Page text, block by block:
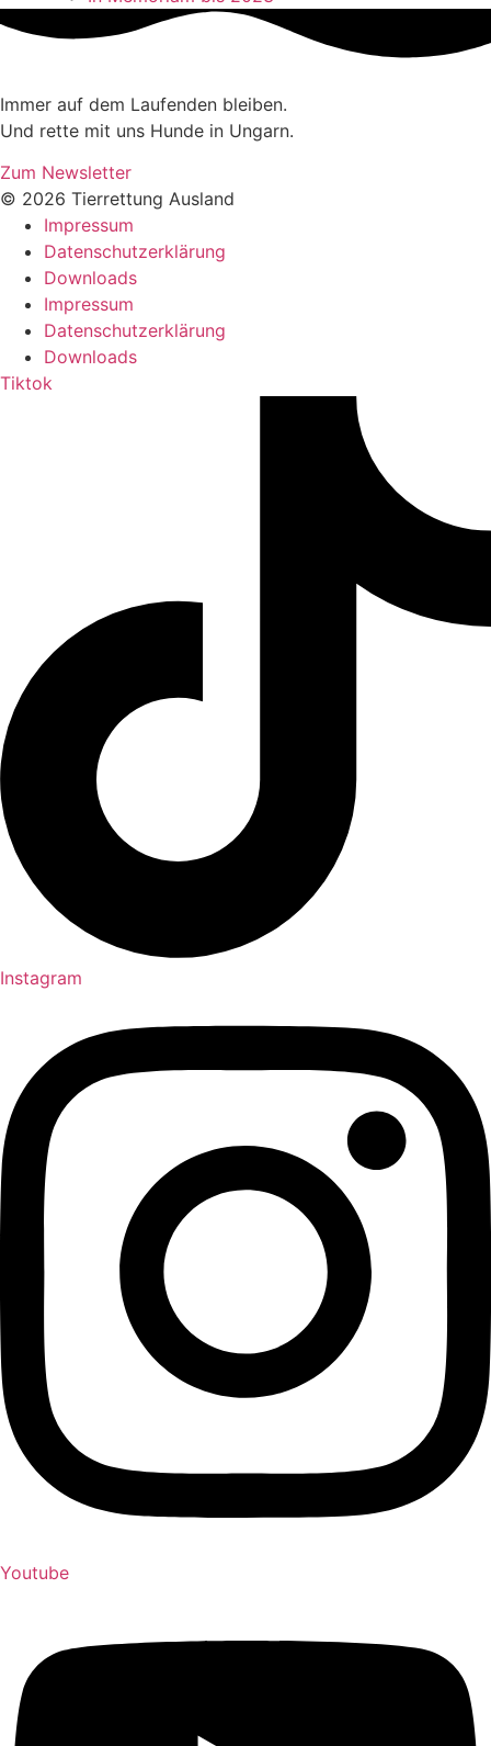
Immer auf dem Laufenden bleiben.
Und rette mit uns Hunde in Ungarn.
Zum Newsletter
© 2026 Tierrettung Ausland
Impressum
Datenschutzerklärung
Downloads
Impressum
Datenschutzerklärung
Downloads
Tiktok
Instagram
Youtube